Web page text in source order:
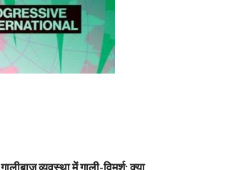
गालीबाज व्‍यवस्‍था में गाली-विमर्श: क्या